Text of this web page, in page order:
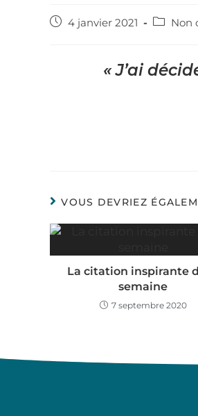
4 janvier 2021 Non
« J’ai
VOUS DEVRIEZ
La citation inspirante
semaine
7 septembre 2020